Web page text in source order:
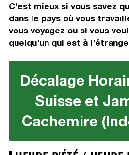
C'est mieux si vous savez
dans le pays où vous
vous voyagez ou si vous
quelqu'un qui est à
Décalage
Suisse et
Cachemire